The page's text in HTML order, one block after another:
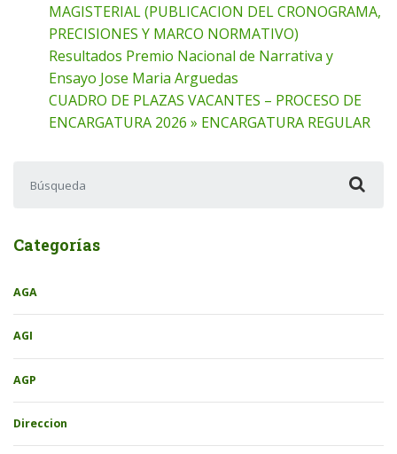
MAGISTERIAL (PUBLICACION DEL CRONOGRAMA,
PRECISIONES Y MARCO NORMATIVO)
Resultados Premio Nacional de Narrativa y
Ensayo Jose Maria Arguedas
CUADRO DE PLAZAS VACANTES – PROCESO DE
ENCARGATURA 2026 » ENCARGATURA REGULAR
Categorías
AGA
AGI
AGP
Direccion